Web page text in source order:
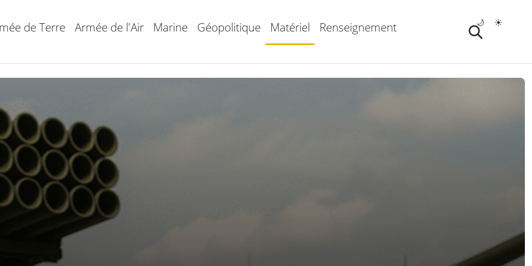
de Terre Armée de l'Air Marine Géopolitique Matériel Renseignement ☀️
🌙